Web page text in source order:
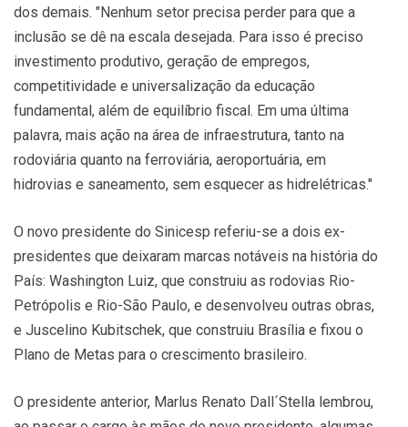
dos demais. "Nenhum setor precisa perder para que a
inclusão se dê na escala desejada. Para isso é preciso
investimento produtivo, geração de empregos,
competitividade e universalização da educação
fundamental, além de equilíbrio fiscal. Em uma última
palavra, mais ação na área de infraestrutura, tanto na
rodoviária quanto na ferroviária, aeroportuária, em
hidrovias e saneamento, sem esquecer as hidrelétricas."
O novo presidente do Sinicesp referiu-se a dois ex-
presidentes que deixaram marcas notáveis na história do
País: Washington Luiz, que construiu as rodovias Rio-
Petrópolis e Rio-São Paulo, e desenvolveu outras obras,
e Juscelino Kubitschek, que construiu Brasília e fixou o
Plano de Metas para o crescimento brasileiro.
O presidente anterior, Marlus Renato Dall´Stella lembrou,